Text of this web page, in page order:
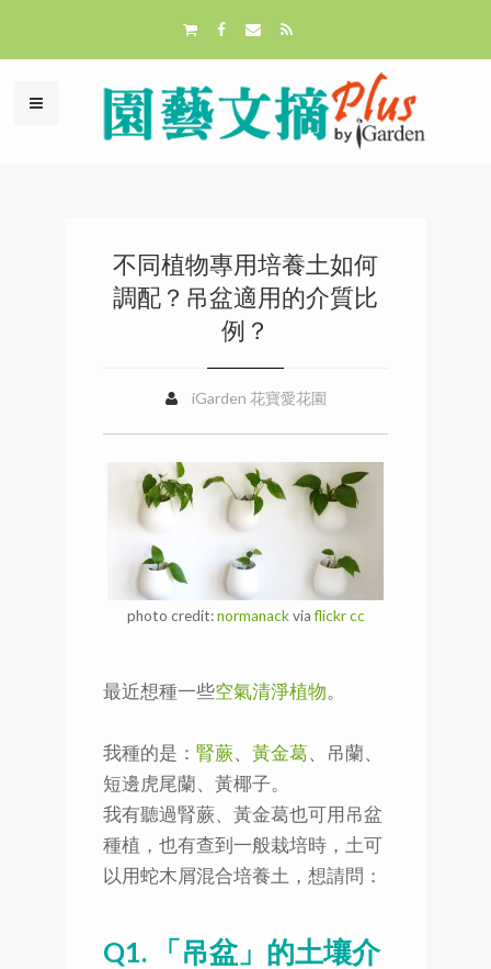
不同植物專用培養土如何
調配？吊盆適用的介質比
例？
iGarden 花寶愛花園
photo credit:normanackviaflickr cc
最近想種一些空氣清淨植物。
我種的是： 腎蕨 黃金葛 、吊蘭、
短邊虎尾蘭、黃椰子。
我有聽過腎蕨、黃金葛也可用吊盆
種植，也有查到一般栽培時，土可
以用蛇木屑混合培養土，想請問：
Q1. 「吊盆」的土壤介